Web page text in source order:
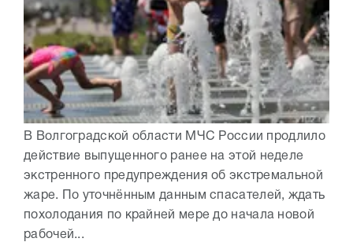
В Волгоградской области МЧС России продлило
действие выпущенного ранее на этой неделе
экстренного предупреждения об экстремальной
жаре. По уточнённым данным спасателей, ждать
похолодания по крайней мере до начала новой
рабочей...